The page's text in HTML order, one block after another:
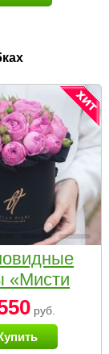
«Мисти
в
коробке
руб.